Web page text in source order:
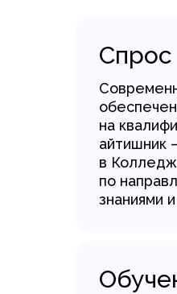
Спрос
на
айтишник
в
по
знаниями